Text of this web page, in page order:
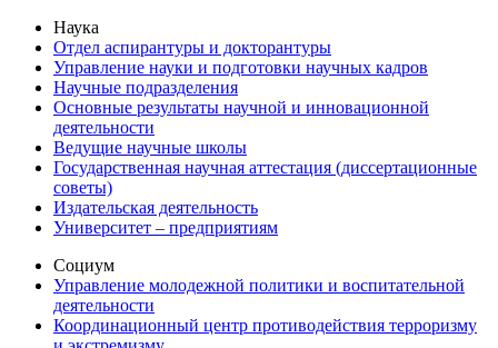
Наука
Отдел аспирантуры и докторантуры
Управление науки и подготовки научных кадров
Научные подразделения
Основные результаты научной и инновационной
деятельности
Ведущие научные школы
Государственная научная аттестация (диссертационные
советы)
Издательская деятельность
Университет – предприятиям
Социум
Управление молодежной политики и воспитательной
деятельности
Координационный центр противодействия терроризму